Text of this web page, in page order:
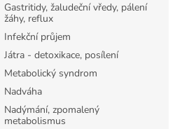
Gastritidy, žaludeční vředy, pálení
žáhy, reflux
Infekční průjem
Játra - detoxikace, posílení
Metabolický syndrom
Nadváha
Nadýmání, zpomalený
metabolismus